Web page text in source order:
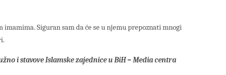
imamima. Siguran sam da će se u njemu prepoznati mnogi
i stavove Islamske zajednice u BiH – Media centra